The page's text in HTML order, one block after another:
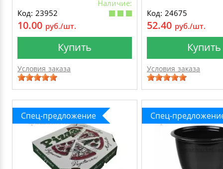
Наличие:
Код: 23952
10.00 руб./шт.
Купить
Условия заказа
Код: 24675
52.40 руб./шт.
Купить
Условия заказа
Спец-предложение Спец-